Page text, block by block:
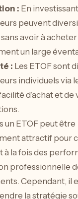
: En
peuvent
avoir à acheter
un large
: Les ETOF sont
individuels via
d’achat et de
un ETOF peut être
attractif pour
à la fois des
professionnelle
Cependant, il
la stratégie